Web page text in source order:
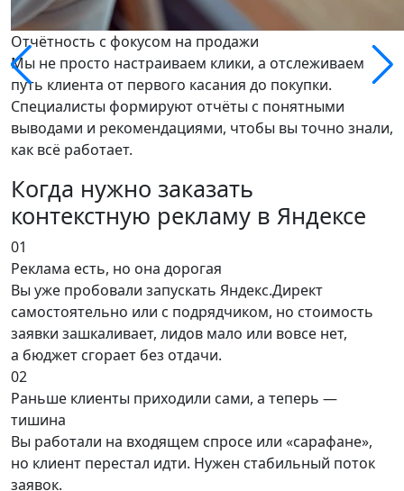
Отчётность с фокусом на продажи
Мы не просто настраиваем клики, а отслеживаем
путь клиента от первого касания до покупки.
Специалисты формируют отчёты с понятными
выводами и рекомендациями, чтобы вы точно знали,
как всё работает.
Когда нужно заказать
контекстную рекламу в Яндексе
01
Реклама есть, но она дорогая
Вы уже пробовали запускать Яндекс.Директ
самостоятельно или с подрядчиком, но стоимость
заявки зашкаливает, лидов мало или вовсе нет,
а бюджет сгорает без отдачи.
02
Раньше клиенты приходили сами, а теперь —
тишина
Вы работали на входящем спросе или «сарафане»,
но клиент перестал идти. Нужен стабильный поток
заявок.